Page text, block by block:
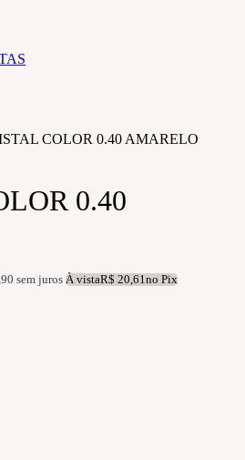
COLOR 0.40 AMARELO
0.40
sem juros À vistaR$ 20,61no Pix